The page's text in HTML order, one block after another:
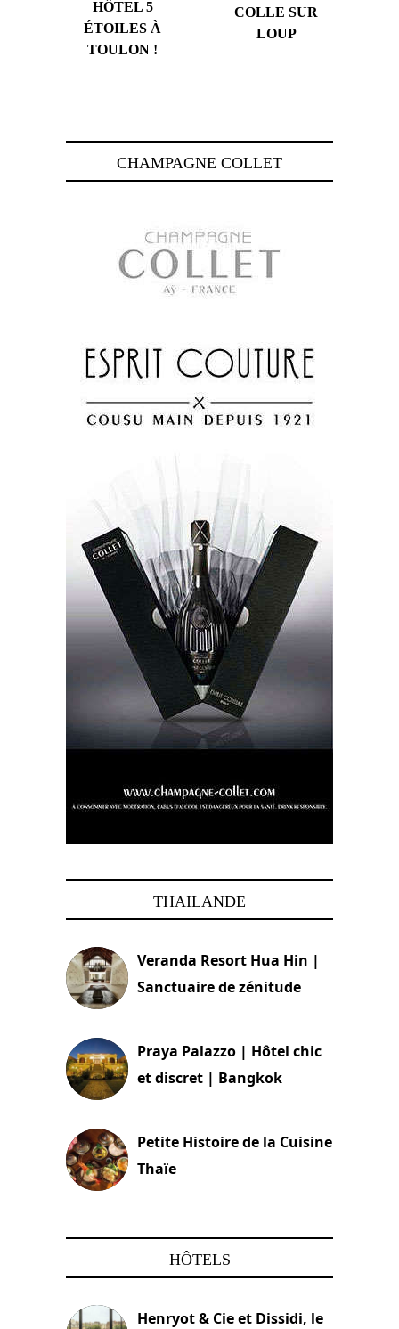
HÔTEL 5
ÉTOILES À
TOULON !
COLLE SUR
LOUP
CHAMPAGNE COLLET
THAILANDE
Veranda Resort Hua Hin |
Sanctuaire de zénitude
Praya Palazzo | Hôtel chic
et discret | Bangkok
Petite Histoire de la Cuisine
Thaïe
HÔTELS
Henryot & Cie et Dissidi, le